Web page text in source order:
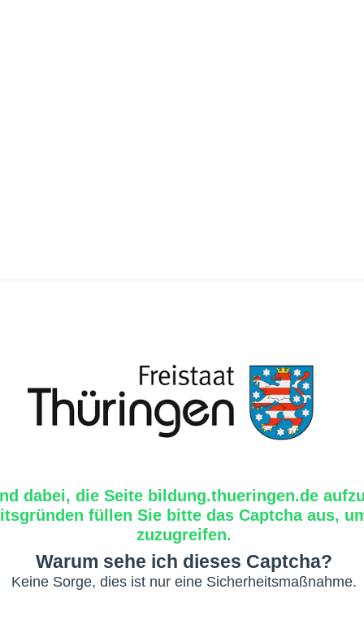
dabei, die Seite bildung.thueringen.de
füllen Sie bitte das Captcha aus,
zuzugreifen.
Warum sehe ich dieses Captcha?
Keine Sorge, dies ist nur eine Sicherheitsmaßnahme.